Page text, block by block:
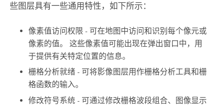
些图层具有一些通用特性，如下所示：
像素值访问权限 - 可在地图中访问和识别每个像元或
像素的值。 这些像素值可能出现在弹出窗口中，用
于提供有关特定位置的信息。
栅格分析就绪 - 可将影像图层用作栅格分析工具和栅
格函数的输入。
修改符号系统 - 可通过修改栅格波段组合、图像显示